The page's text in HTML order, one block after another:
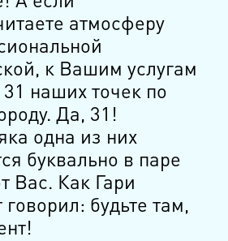
атмосферу
к Вашим услугам
наших точек по
Да, 31!
одна из них
буквально в паре
Вас. Как Гари
говорил: будьте там,